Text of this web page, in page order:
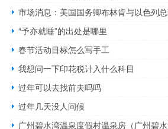
“予亦就睡”的出处是哪里
春节活动目标怎么写手工
我想问一下印花税计入什么科目
过年可以去找前夫吗吗
过年几天没人问候
广州碧水湾温泉度假村温泉房（广州碧水